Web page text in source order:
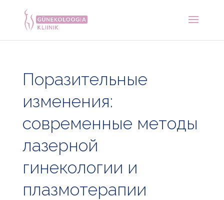
Поразительные
изменения:
современные методы
лазерной
гинекологии и
плазмотерапии